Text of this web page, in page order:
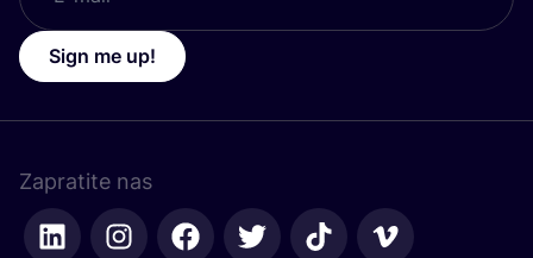
Sign me up!
Zapratite nas